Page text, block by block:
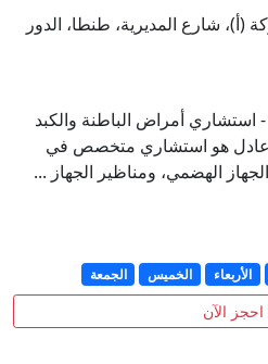
(أ)، شارع المديرية، طنطا، الدور
أمراض الباطنة والكبد
عادل هو استشاري متخصص في
الهضمي، ومناظير الجهاز ...
الأربعاء الخميس الجمعة
احجز الآن